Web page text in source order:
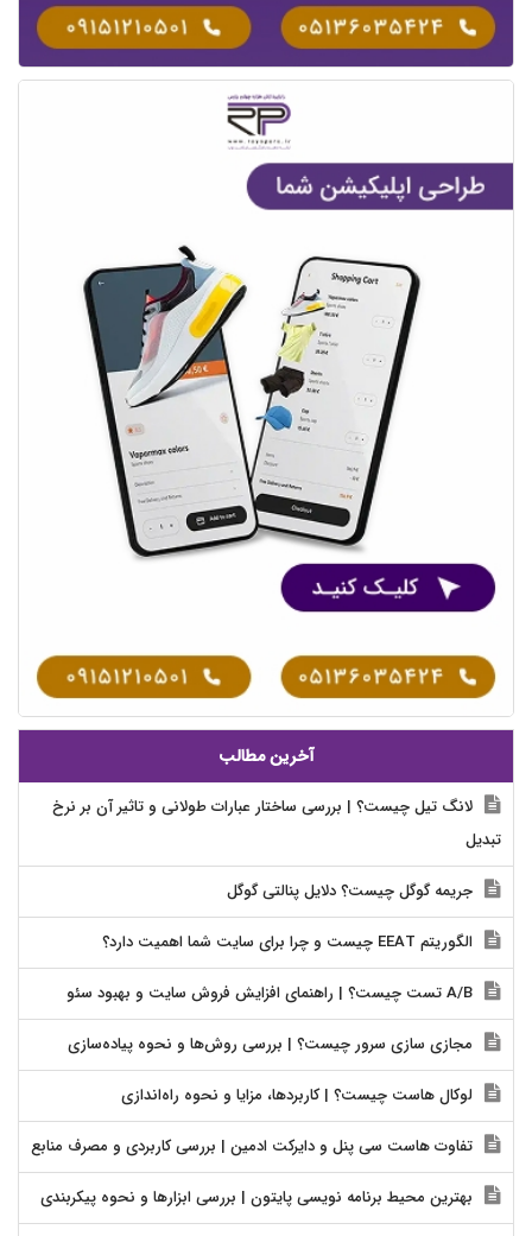
آخرین مطالب
لانگ تیل چیست؟ | بررسی ساختار عبارات طولانی و تاثیر آن بر نرخ
تبدیل
جریمه گوگل چیست؟ دلایل پنالتی گوگل
الگوریتم EEAT چیست و چرا برای سایت شما اهمیت دارد؟
مجازی سازی سرور چیست؟ | بررسی روش‌ها و نحوه پیاده‌سازی
لوکال هاست چیست؟ | کاربردها، مزایا و نحوه راه‌اندازی
تفاوت هاست سی پنل و دایرکت ادمین | بررسی کاربردی و مصرف منابع
بهترین محیط برنامه نویسی پایتون | بررسی ابزارها و نحوه پیکربندی